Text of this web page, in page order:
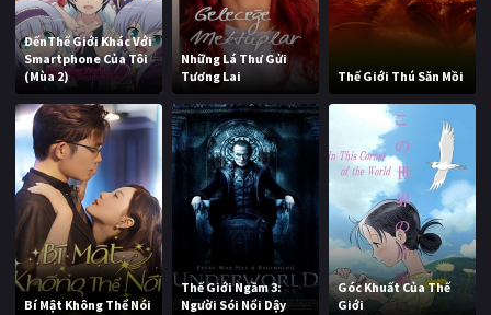
ĐếnThế Giới Khác Với
Smartphone Của Tôi
(Mùa 2)
Những Lá Thư Gửi
Tương Lai
Thế Giới Thú Săn Mồi
Bí Mật Không Thể Nói
Thế Giới Ngầm 3:
Người Sói Nổi Dậy
Góc Khuất Của Thế
Giới